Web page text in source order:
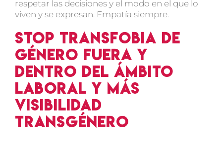
respetar las decisiones y el modo en el que lo
viven y se expresan. Empatía siempre.
STOP transfobia de
género fuera y
dentro del ámbito
laboral y más
visibilidad
transgénero